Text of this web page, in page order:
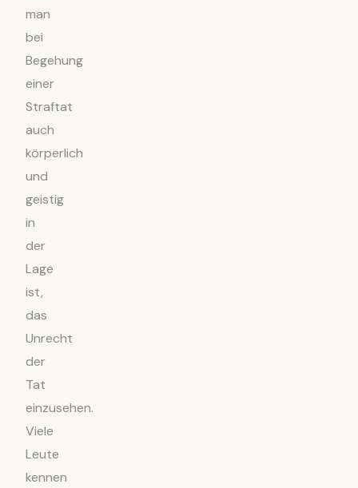
man
bei
Begehung
einer
Straftat
auch
körperlich
und
geistig
in
der
Lage
ist,
das
Unrecht
der
Tat
einzusehen.
Viele
Leute
kennen